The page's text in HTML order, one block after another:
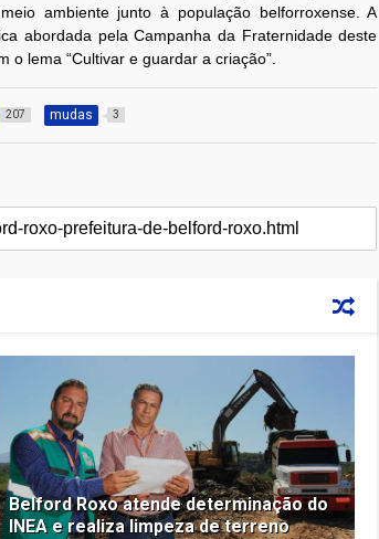
ambiente junto à população belforroxense. A
abordada pela Campanha da Fraternidade deste
o lema “Cultivar e guardar a criação”.
207 mudas 3
Belford Roxo atende determinação do
INEA e realiza limpeza de terreno